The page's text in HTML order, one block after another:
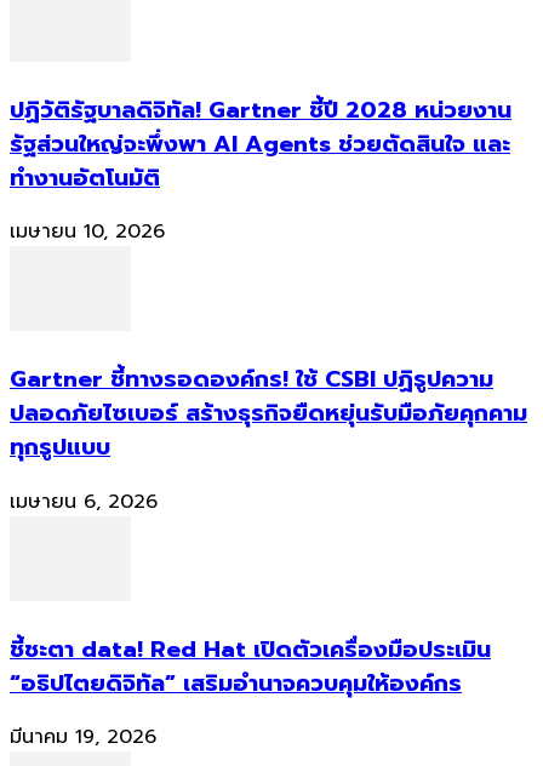
ปฏิวัติรัฐบาลดิจิทัล! Gartner ชี้ปี 2028 หน่วยงาน
รัฐส่วนใหญ่จะพึ่งพา AI Agents ช่วยตัดสินใจ และ
ทำงานอัตโนมัติ
เมษายน 10, 2026
Gartner ชี้ทางรอดองค์กร! ใช้ CSBI ปฏิรูปความ
ปลอดภัยไซเบอร์ สร้างธุรกิจยืดหยุ่นรับมือภัยคุกคาม
ทุกรูปแบบ
เมษายน 6, 2026
ชี้ชะตา data! Red Hat เปิดตัวเครื่องมือประเมิน
“อธิปไตยดิจิทัล” เสริมอำนาจควบคุมให้องค์กร
มีนาคม 19, 2026